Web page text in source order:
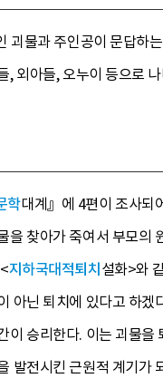
괴물과 주인공이 문답하
, 외아들, 오누이 등으로
학대계』에 4편이 조사되
을 찾아가 죽여서 부모의
지하국대적퇴치 설화>와
아닌 퇴치에 있다고 하
이 승리한다. 이는 괴물
발전시킨 근원적 계기가